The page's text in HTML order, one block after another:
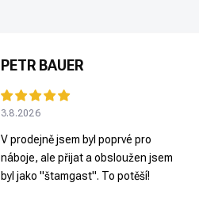
PETR BAUER
3.8.2026
V prodejně jsem byl poprvé pro
náboje, ale přijat a obsloužen jsem
byl jako "štamgast". To potěší!